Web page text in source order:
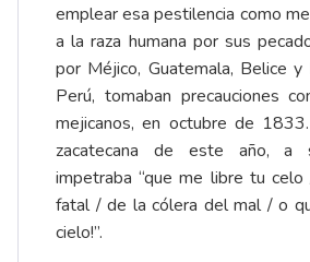
emplear esa pestilencia como
a la raza humana por sus
por Méjico, Guatemala, Belice y
Perú, tomaban precauciones
mejicanos, en octubre de
zacatecana de este año, a
impetraba “que me libre tu
fatal / de la cólera del mal / o
cielo!”.